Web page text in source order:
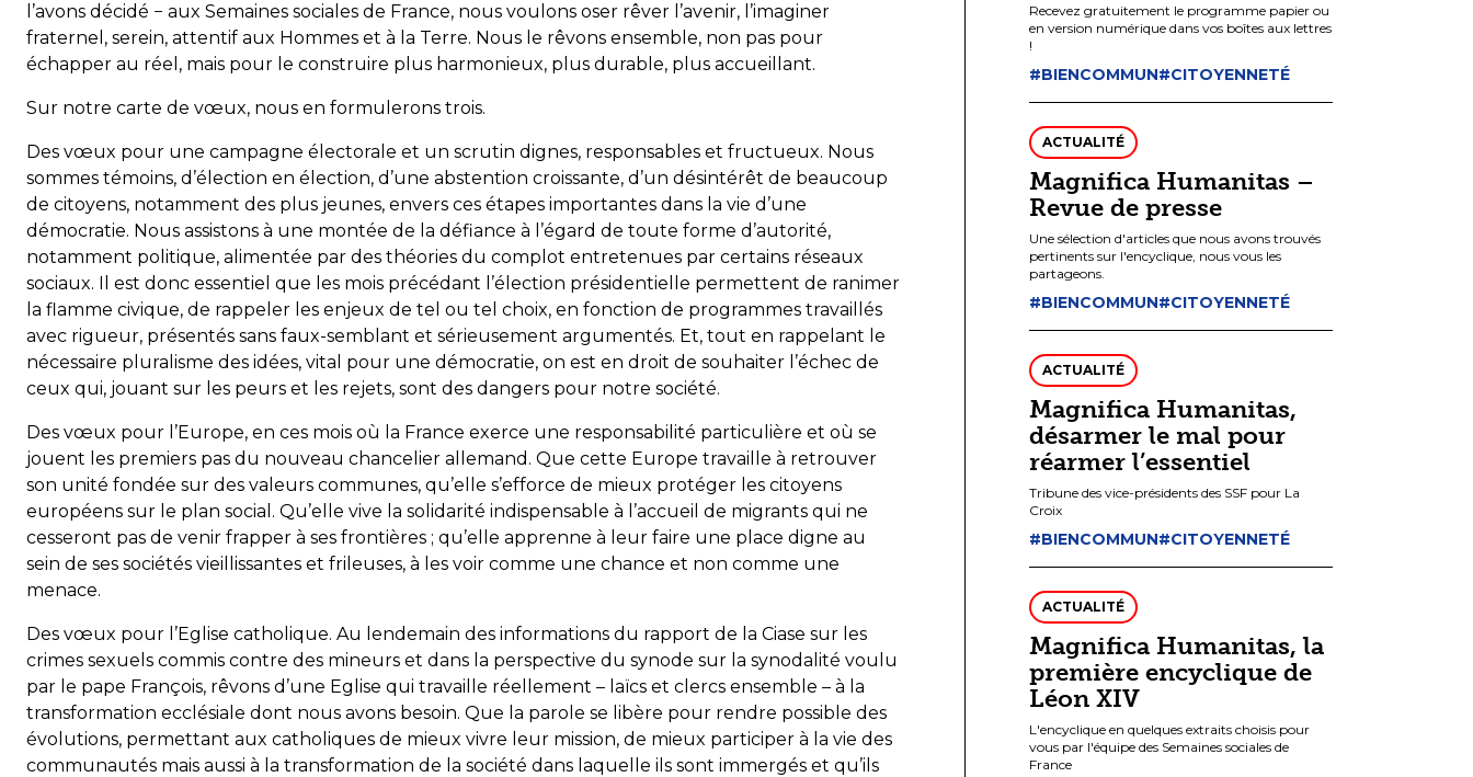
l’avons décidé − aux Semaines sociales de France, nous voulons oser rêver l’avenir, l’imaginer
fraternel, serein, attentif aux Hommes et à la Terre. Nous le rêvons ensemble, non pas pour
échapper au réel, mais pour le construire plus harmonieux, plus durable, plus accueillant.
Sur notre carte de vœux, nous en formulerons trois.
Des vœux pour une campagne électorale et un scrutin dignes, responsables et fructueux. Nous
sommes témoins, d’élection en élection, d’une abstention croissante, d’un désintérêt de beaucoup
de citoyens, notamment des plus jeunes, envers ces étapes importantes dans la vie d’une
démocratie. Nous assistons à une montée de la défiance à l’égard de toute forme d’autorité,
notamment politique, alimentée par des théories du complot entretenues par certains réseaux
sociaux. Il est donc essentiel que les mois précédant l’élection présidentielle permettent de ranimer
la flamme civique, de rappeler les enjeux de tel ou tel choix, en fonction de programmes travaillés
avec rigueur, présentés sans faux-semblant et sérieusement argumentés. Et, tout en rappelant le
nécessaire pluralisme des idées, vital pour une démocratie, on est en droit de souhaiter l’échec de
ceux qui, jouant sur les peurs et les rejets, sont des dangers pour notre société.
Des vœux pour l’Europe, en ces mois où la France exerce une responsabilité particulière et où se
jouent les premiers pas du nouveau chancelier allemand. Que cette Europe travaille à retrouver
son unité fondée sur des valeurs communes, qu’elle s’efforce de mieux protéger les citoyens
européens sur le plan social. Qu’elle vive la solidarité indispensable à l’accueil de migrants qui ne
cesseront pas de venir frapper à ses frontières ; qu’elle apprenne à leur faire une place digne au
sein de ses sociétés vieillissantes et frileuses, à les voir comme une chance et non comme une
menace.
Des vœux pour l’Eglise catholique. Au lendemain des informations du rapport de la Ciase sur les
crimes sexuels commis contre des mineurs et dans la perspective du synode sur la synodalité voulu
par le pape François, rêvons d’une Eglise qui travaille réellement – laïcs et clercs ensemble – à la
transformation ecclésiale dont nous avons besoin. Que la parole se libère pour rendre possible des
évolutions, permettant aux catholiques de mieux vivre leur mission, de mieux participer à la vie des
communautés mais aussi à la transformation de la société dans laquelle ils sont immergés et qu’ils
Recevez gratuitement le programme papier ou
en version numérique dans vos boîtes aux lettres
!
#BIENCOMMUN#CITOYENNETÉ
ACTUALITÉ
Magnifica Humanitas –
Revue de presse
Une sélection d'articles que nous avons trouvés
pertinents sur l'encyclique, nous vous les
partageons.
#BIENCOMMUN#CITOYENNETÉ
ACTUALITÉ
Magnifica Humanitas,
désarmer le mal pour
réarmer l’essentiel
Tribune des vice-présidents des SSF pour La
Croix
#BIENCOMMUN#CITOYENNETÉ
ACTUALITÉ
Magnifica Humanitas, la
première encyclique de
Léon XIV
L'encyclique en quelques extraits choisis pour
vous par l'équipe des Semaines sociales de
France